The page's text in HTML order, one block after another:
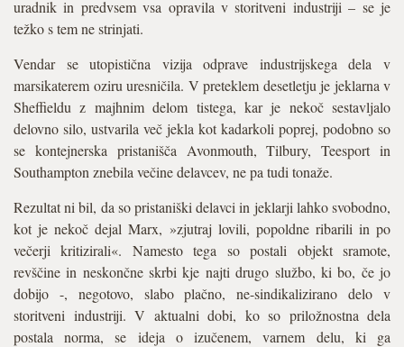
uradnik in predvsem vsa opravila v storitveni industriji – se je
težko s tem ne strinjati.
Vendar se utopistična vizija odprave industrijskega dela v
marsikaterem oziru uresničila. V preteklem desetletju je jeklarna v
Sheffieldu z majhnim delom tistega, kar je nekoč sestavljalo
delovno silo, ustvarila več jekla kot kadarkoli poprej, podobno so
se kontejnerska pristanišča Avonmouth, Tilbury, Teesport in
Southampton znebila večine delavcev, ne pa tudi tonaže.
Rezultat ni bil, da so pristaniški delavci in jeklarji lahko svobodno,
kot je nekoč dejal Marx, »zjutraj lovili, popoldne ribarili in po
večerji kritizirali«. Namesto tega so postali objekt sramote,
revščine in neskončne skrbi kje najti drugo službo, ki bo, če jo
dobijo -, negotovo, slabo plačno, ne-sindikalizirano delo v
storitveni industriji. V aktualni dobi, ko so priložnostna dela
postala norma, se ideja o izučenem, varnem delu, ki ga